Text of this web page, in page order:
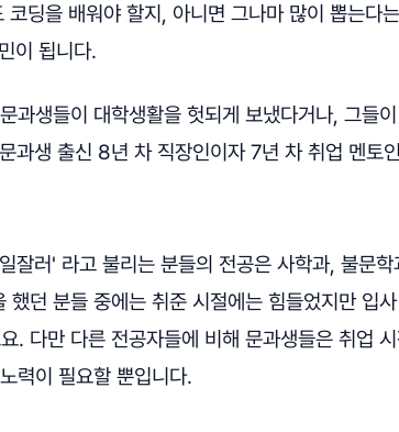
코딩을 배워야 할지, 아니면 그나마 많이 뽑는다
이 됩니다.
과생들이 대학생활을 헛되게 보냈다거나, 그들
과생 출신 8년 차 직장인이자 7년 차 취업 멘토
잘러' 라고 불리는 분들의 전공은 사학과, 불문
했던 분들 중에는 취준 시절에는 힘들었지만 입
. 다만 다른 전공자들에 비해 문과생들은 취업
력이 필요할 뿐입니다.